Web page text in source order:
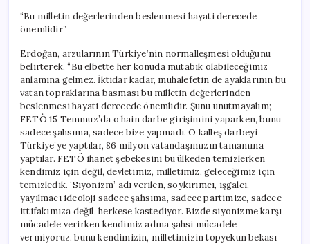
“Bu milletin değerlerinden beslenmesi hayati derecede
önemlidir”
Erdoğan, arzularının Türkiye’nin normalleşmesi olduğunu
belirterek, “Bu elbette her konuda mutabık olabileceğimiz
anlamına gelmez. İktidar kadar, muhalefetin de ayaklarının bu
vatan topraklarına basması bu milletin değerlerinden
beslenmesi hayati derecede önemlidir. Şunu unutmayalım;
FETÖ 15 Temmuz’da o hain darbe girişimini yaparken, bunu
sadece şahsıma, sadece bize yapmadı. O kalleş darbeyi
Türkiye’ye yaptılar, 86 milyon vatandaşımızın tamamına
yaptılar. FETÖ ihanet şebekesini bu ülkeden temizlerken
kendimiz için değil, devletimiz, milletimiz, geleceğimiz için
temizledik. ‘Siyonizm’ adı verilen, soykırımcı, işgalci,
yayılmacı ideoloji sadece şahsıma, sadece partimize, sadece
ittifakımıza değil, herkese kastediyor. Bizde siyonizme karşı
mücadele verirken kendimiz adına şahsi mücadele
vermiyoruz, bunu kendimizin, milletimizin topyekun bekası